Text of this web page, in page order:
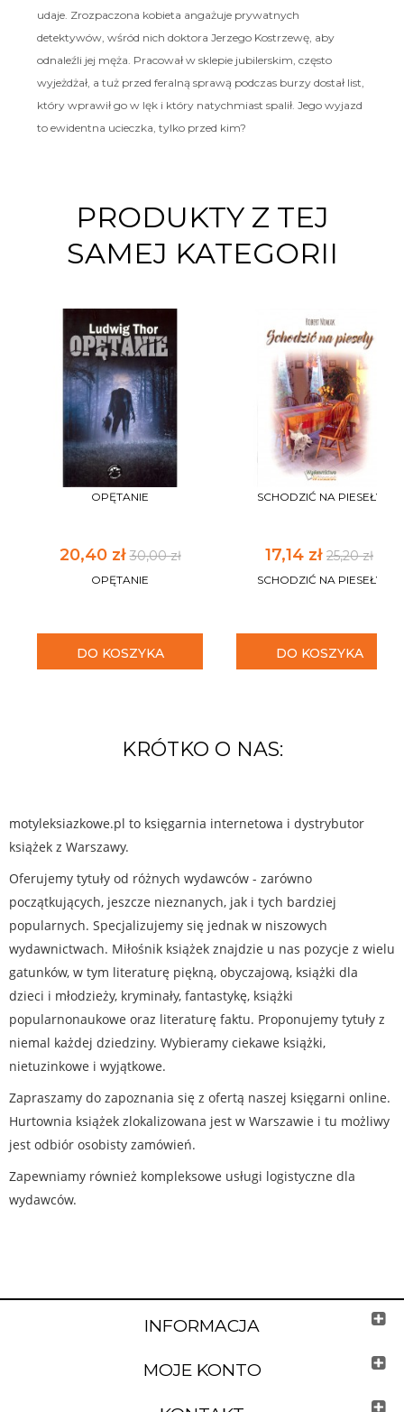
udaje. Zrozpaczona kobieta angażuje prywatnych
detektywów, wśród nich doktora Jerzego Kostrzewę, aby
odnaleźli jej męża. Pracował w sklepie jubilerskim, często
wyjeżdżał, a tuż przed feralną sprawą podczas burzy dostał list,
który wprawił go w lęk i który natychmiast spalił. Jego wyjazd
to ewidentna ucieczka, tylko przed kim?
PRODUKTY Z TEJ
SAMEJ KATEGORII
OPĘTANIE
20,40 zł30,00 zł
OPĘTANIE
DO KOSZYKA
SCHODZIĆ NA PIESEŁY
17,14 zł 25,20 zł
SCHODZIĆ NA PIESEŁY
DO KOSZYKA
KRÓTKO O NAS:
motyleksiazkowe.pl to księgarnia internetowa i dystrybutor
książek z Warszawy.
Oferujemy tytuły od różnych wydawców - zarówno
początkujących, jeszcze nieznanych, jak i tych bardziej
popularnych. Specjalizujemy się jednak w niszowych
wydawnictwach. Miłośnik książek znajdzie u nas pozycje z wielu
gatunków, w tym literaturę piękną, obyczajową, książki dla
dzieci i młodzieży, kryminały, fantastykę, książki
popularnonaukowe oraz literaturę faktu. Proponujemy tytuły z
niemal każdej dziedziny. Wybieramy ciekawe książki,
nietuzinkowe i wyjątkowe.
Zapraszamy do zapoznania się z ofertą naszej księgarni online.
Hurtownia książek zlokalizowana jest w Warszawie i tu możliwy
jest odbiór osobisty zamówień.
Zapewniamy również kompleksowe usługi logistyczne dla
wydawców.
INFORMACJA
MOJE KONTO